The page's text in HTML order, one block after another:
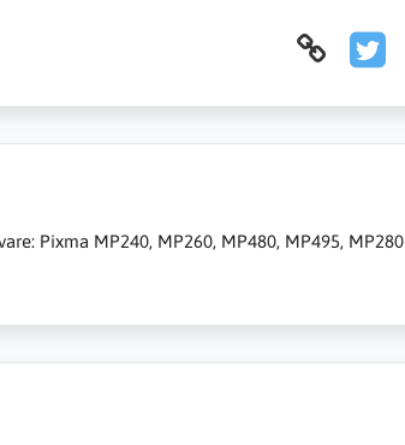
Pixma MP240, MP260, MP480, MP495, MP280